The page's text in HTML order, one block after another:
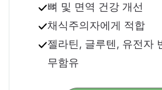
뼈 및 면역 건강 개선
채식주의자에게 적합
젤라틴, 글루텐, 유전자
무함유